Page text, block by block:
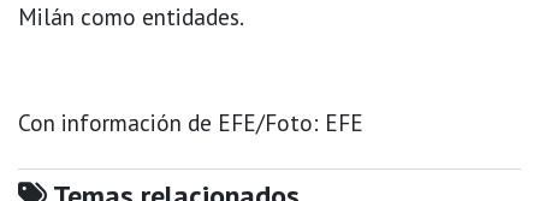
Milán como entidades.
Con información de EFE/Foto: EFE